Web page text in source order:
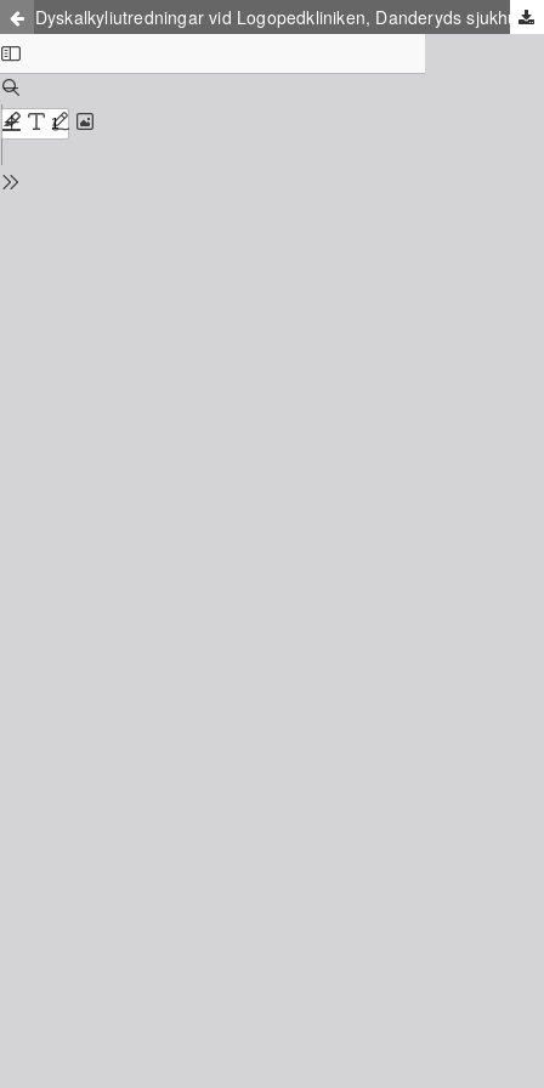
Dyskalkyliutredningar vid Logopedkliniken, Danderyds sjukhus - en lägesbeskrivning av remittering, utredning och diagnostik